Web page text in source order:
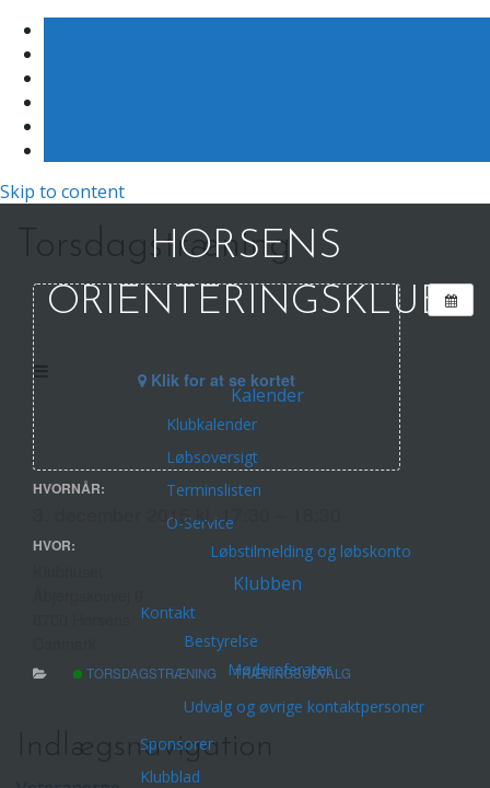
Skip to content
HORSENS
ORIENTERINGSKLUB
Kalender
Klubkalender
Løbsoversigt
Terminslisten
O-Service
Løbstilmelding og løbskonto
Klubben
Kontakt
Bestyrelse
Mødereferater
Udvalg og øvrige kontaktpersoner
Sponsorer
Klubblad
Torsdagstræning
Klik for at se kortet
HVORNÅR:
3. december 2015 kl. 17:30 – 18:30
HVOR:
TORSDAGSTRÆNING TRÆNINGSUDVALG
Indlægsnavigation